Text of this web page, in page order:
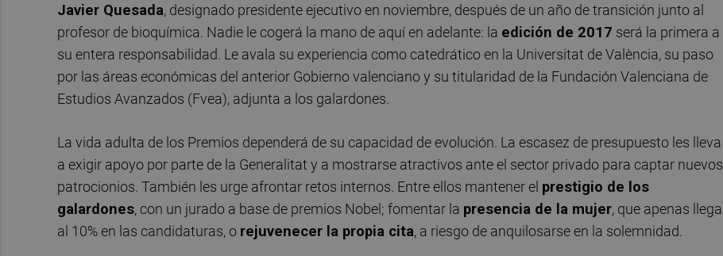
Javier Quesada, designado presidente ejecutivo en noviembre, después de un año de transición junto al
profesor de bioquímica. Nadie le cogerá la mano de aquí en adelante: la edición de 2017 será la primera a
su entera responsabilidad. Le avala su experiencia como catedrático en la Universitat de València, su paso
por las áreas económicas del anterior Gobierno valenciano y su titularidad de la Fundación Valenciana de
Estudios Avanzados (Fvea), adjunta a los galardones.
La vida adulta de los Premios dependerá de su capacidad de evolución. La escasez de presupuesto les lleva
a exigir apoyo por parte de la Generalitat y a mostrarse atractivos ante el sector privado para captar nuevos
patrocionios. También les urge afrontar retos internos. Entre ellos mantener el prestigio de los
galardones, con un jurado a base de premios Nobel; fomentar la presencia de la mujer, que apenas llega
al 10% en las candidaturas, o rejuvenecer la propia cita, a riesgo de anquilosarse en la solemnidad.